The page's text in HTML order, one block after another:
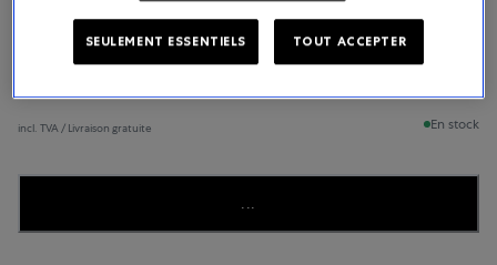
incl. TVA / Livraison gratuite En stock
...
SEULEMENT ESSENTIELS TOUT ACCEPTER